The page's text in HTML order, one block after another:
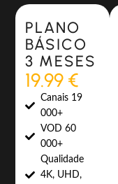
Most Popular
PLANO
BÁSICO
3 MESES
19.99 €
Canais 19
000+
VOD 60
000+
Qualidade
4K, UHD,